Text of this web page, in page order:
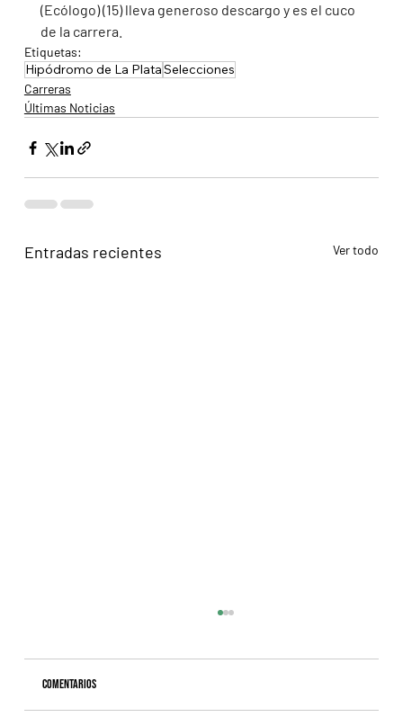
(Ecólogo) (15) lleva generoso descargo y es el cuco
de la carrera.
Etiquetas:
Hipódromo de La PlataSelecciones
Carreras
Últimas Noticias
Entradas recientes Ver todo
Comentarios